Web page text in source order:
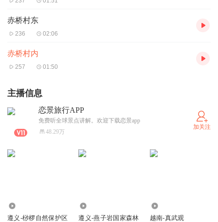
赤桥村东
236 02:06
赤桥村内
257 01:50
主播信息
恋景旅行APP
免费听全球景点讲解。欢迎下载恋景app
48.29万
加关注
遵义-桫椤自然保护区
遵义-燕子岩国家森林
越南-真武观